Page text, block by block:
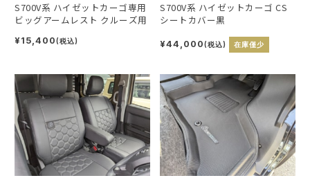
S700V系 ハイゼットカーゴ専用
ビッグアームレスト クルーズ用
¥15,400(税込)
S700V系 ハイゼットカーゴ CS
シートカバー黒
¥44,000(税込) 在庫僅少